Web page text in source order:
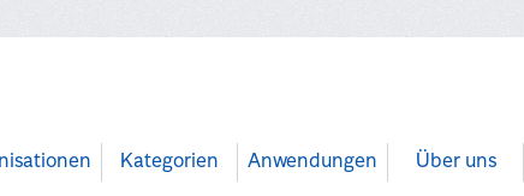
Kategorien Anwendungen Über uns